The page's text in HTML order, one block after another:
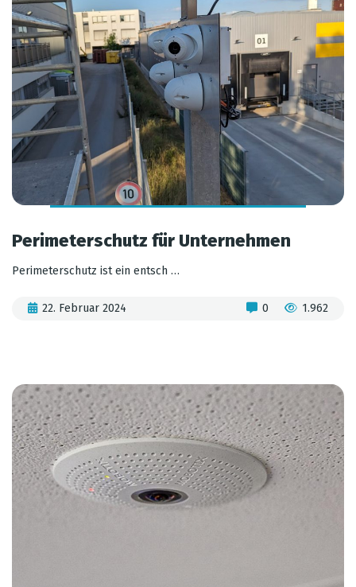
Perimeterschutz für Unternehmen
Perimeterschutz ist ein entsch …
22. Februar 2024 1.962
0